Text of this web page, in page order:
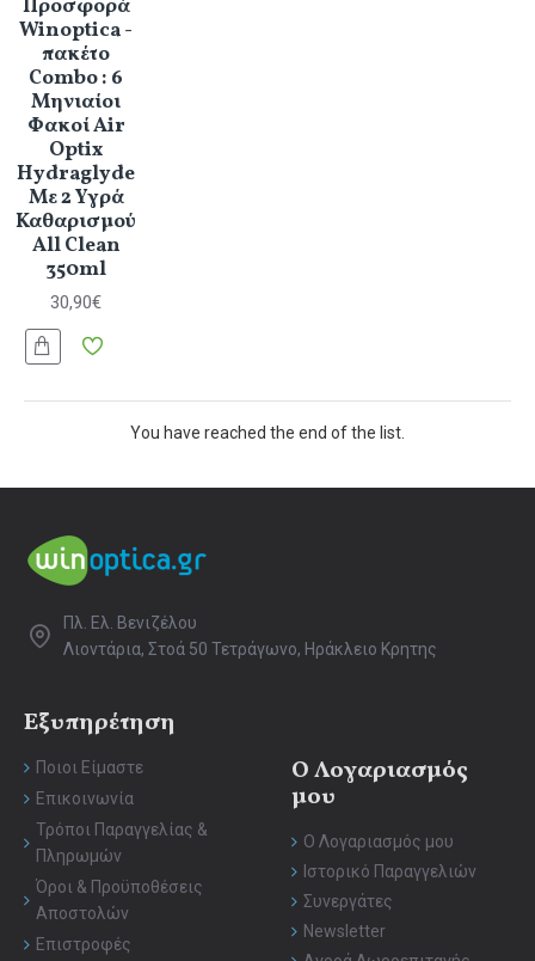
Προσφορά
Winoptica -
πακέτο
Combo : 6
Μηνιαίοι
Φακοί Air
Optix
Hydraglyde
Με 2 Υγρά
Καθαρισμού
All Clean
350ml
30,90€
You have reached the end of the list.
Πλ. Ελ. Βενιζέλου
Λιοντάρια, Στοά 50 Τετράγωνο, Ηράκλειο Κρητης
Εξυπηρέτηση
Ποιοι Είμαστε
Επικοινωνία
Τρόποι Παραγγελίας &
Πληρωμών
Όροι & Προϋποθέσεις
Αποστολών
Επιστροφές
Ο Λογαριασμός
μου
Ο Λογαριασμός μου
Ιστορικό Παραγγελιών
Συνεργάτες
Newsletter